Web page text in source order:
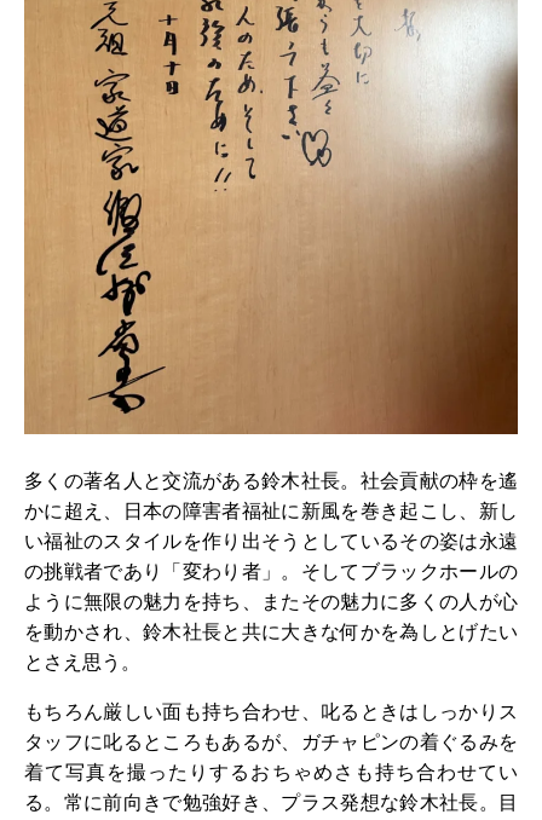
多くの著名人と交流がある鈴木社長。社会貢献の枠を遙
かに超え、日本の障害者福祉に新風を巻き起こし、新し
い福祉のスタイルを作り出そうとしているその姿は永遠
の挑戦者であり「変わり者」。そしてブラックホールの
ように無限の魅力を持ち、またその魅力に多くの人が心
を動かされ、鈴木社長と共に大きな何かを為しとげたい
とさえ思う。
もちろん厳しい面も持ち合わせ、叱るときはしっかりス
タッフに叱るところもあるが、ガチャピンの着ぐるみを
着て写真を撮ったりするおちゃめさも持ち合わせてい
る。常に前向きで勉強好き、プラス発想な鈴木社長。目